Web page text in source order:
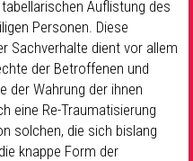
Auflistung des
Personen. Diese
Sachverhalte dient vor allem
der Betroffenen und
der Wahrung der ihnen
eine Re-Traumatisierung
solchen, die sich bislang
knappe Form der